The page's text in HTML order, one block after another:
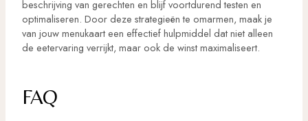
beschrijving van gerechten en blijf voortdurend testen en
optimaliseren. Door deze strategieën te omarmen, maak je
van jouw menukaart een effectief hulpmiddel dat niet alleen
de eetervaring verrijkt, maar ook de winst maximaliseert.
FAQ